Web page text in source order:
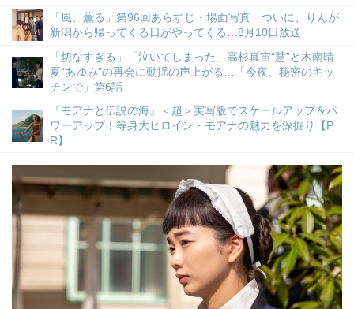
「風、薫る」第96回あらすじ・場面写真 ついに、りんが
新潟から帰ってくる日がやってくる…8月10日放送
「切なすぎる」「泣いてしまった」高杉真宙“慧”と木南晴
夏“あゆみ”の再会に動揺の声上がる…「今夜、秘密のキッ
チンで」第6話
『モアナと伝説の海』＜超＞実写版でスケールアップ＆パ
ワーアップ！等身大ヒロイン・モアナの魅力を深掘り【P
R】